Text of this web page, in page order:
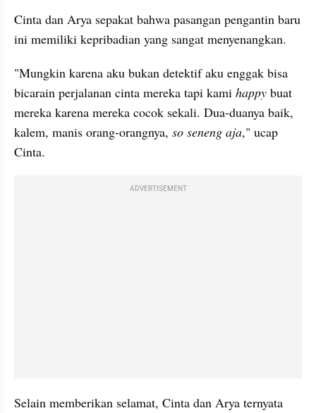
Cinta dan Arya sepakat bahwa pasangan pengantin baru
ini memiliki kepribadian yang sangat menyenangkan.
"Mungkin karena aku bukan detektif aku enggak bisa
bicarain perjalanan cinta mereka tapi kami happy buat
mereka karena mereka cocok sekali. Dua-duanya baik,
kalem, manis orang-orangnya, so seneng aja," ucap
Cinta.
ADVERTISEMENT
Selain memberikan selamat, Cinta dan Arya ternyata